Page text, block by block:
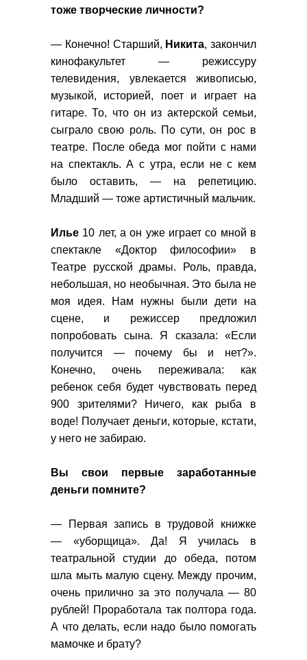
тоже творческие личности?
— Конечно! Старший, Никита, закончил
кинофакультет — режиссуру
телевидения, увлекается живописью,
музыкой, историей, поет и играет на
гитаре. То, что он из актерской семьи,
сыграло свою роль. По сути, он рос в
театре. После обеда мог пойти с нами
на спектакль. А с утра, если не с кем
было оставить, — на репетицию.
Младший — тоже артистичный мальчик.
Илье 10 лет, а он уже играет со мной в
спектакле «Доктор философии» в
Театре русской драмы. Роль, правда,
небольшая, но необычная. Это была не
моя идея. Нам нужны были дети на
сцене, и режиссер предложил
попробовать сына. Я сказала: «Если
получится — почему бы и нет?».
Конечно, очень переживала: как
ребенок себя будет чувствовать перед
900 зрителями? Ничего, как рыба в
воде! Получает деньги, которые, кстати,
у него не забираю.
Вы свои первые заработанные
деньги помните?
— Первая запись в трудовой книжке
— «уборщица». Да! Я училась в
театральной студии до обеда, потом
шла мыть малую сцену. Между прочим,
очень прилично за это получала — 80
рублей! Проработала так полтора года.
А что делать, если надо было помогать
мамочке и брату?